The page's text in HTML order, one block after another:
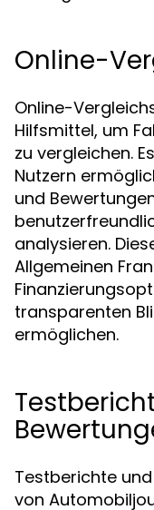
Online-
Online-
Hilfsmittel, um
zu vergleichen.
Nutzern
und
analysieren.
Allgemeinen
transparenten
ermöglichen.
Testberichte
von